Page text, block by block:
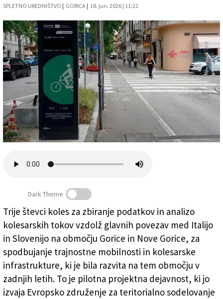
Oglasi
Založnik
Zadruga PD
Naročnine
SPLETNO UREDNIŠTVO | GORICA | 18. jun. 2026 | 11:22
Eden od števcev koles je bil nameščen na Korzu Italia
ob kolesarski stezi (EZTS)
Dark Theme
Trije števci koles za zbiranje podatkov in analizo
kolesarskih tokov vzdolž glavnih povezav med Italijo
in Slovenijo na območju Gorice in Nove Gorice, za
spodbujanje trajnostne mobilnosti in kolesarske
infrastrukture, ki je bila razvita na tem območju v
zadnjih letih. To je pilotna projektna dejavnost, ki jo
izvaja Evropsko združenje za teritorialno sodelovanje